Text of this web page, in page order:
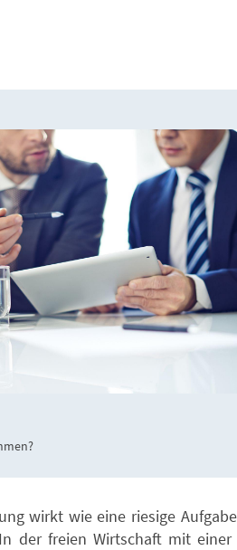
wirkt wie eine riesige
der freien Wirtschaft mit einer